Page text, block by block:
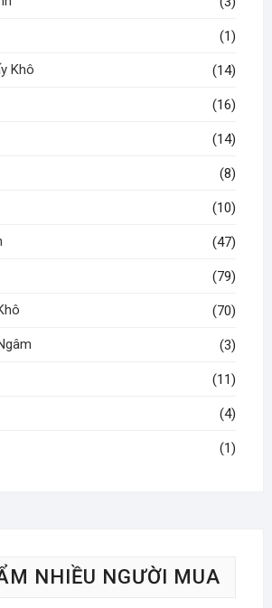
(1)
Khô (14)
(16)
(14)
(8)
(10)
(47)
(79)
(70)
(3)
(11)
(4)
(1)
NHIỀU NGƯỜI MUA